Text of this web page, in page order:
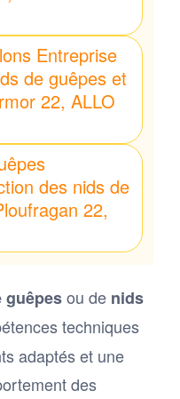
Entreprise
de guêpes et
22, ALLO
des nids de
22,
guêpesou de nids
techniques
adaptés et une
des